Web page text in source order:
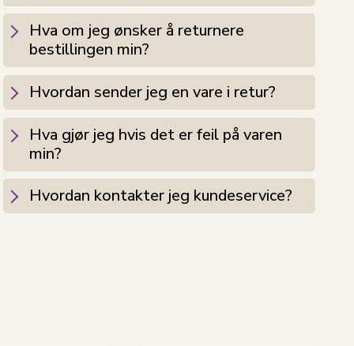
Hva om jeg ønsker å returnere
bestillingen min?
Hvordan sender jeg en vare i retur?
Hva gjør jeg hvis det er feil på varen
min?
Hvordan kontakter jeg kundeservice?